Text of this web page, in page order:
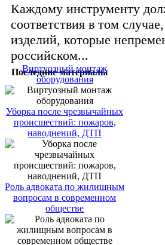
Каждому инструменту
соответствия в том
изделий, которые
российском...
Последние материалы
Виртуозный монтаж
оборудования
Уборка после чрезвычайных
происшествий: пожаров,
наводнений, ДТП
Роль адвоката по жилищным
вопросам в современном
обществе